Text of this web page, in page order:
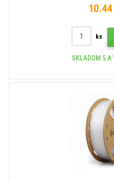
10.44
ks
SKLADOM 5 A